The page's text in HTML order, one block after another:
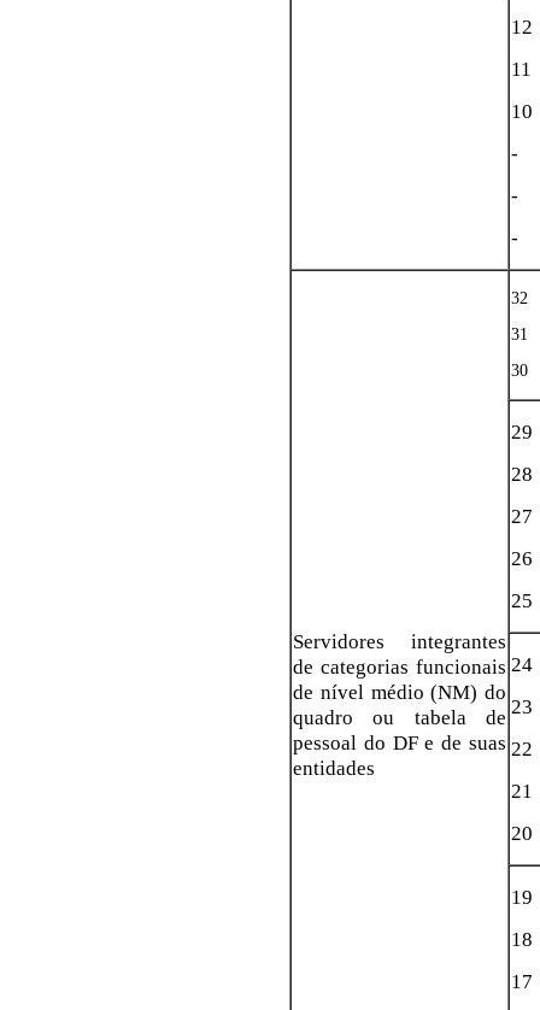
12
11
10
-
-
-
Servidores integrantes
de categorias funcionais
de nível médio (NM) do
quadro ou tabela de
pessoal do DF e de suas
entidades
32
31
30
29
28
27
26
25
24
23
22
21
20
19
18
17